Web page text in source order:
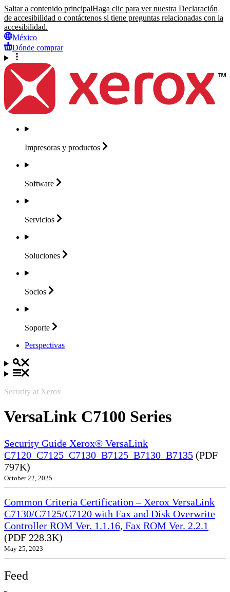
Saltar a contenido principalHaga clic para ver nuestra Declaración
de accesibilidad o contáctenos si tiene preguntas relacionadas con la
accesibilidad.
México
Dónde comprar
Impresoras y productos
Software
Servicios
Soluciones
Socios
Soporte
Perspectivas
Security at Xerox
VersaLink C7100 Series
Security Guide Xerox® VersaLink
C7120_C7125_C7130_B7125_B7130_B7135 (PDF
797K)
October 22, 2025
Common Criteria Certification – Xerox VersaLink
C7130/C7125/C7120 with Fax and Disk Overwrite
Controller ROM Ver. 1.1.16, Fax ROM Ver. 2.2.1
(PDF 228.3K)
May 25, 2023
Feed